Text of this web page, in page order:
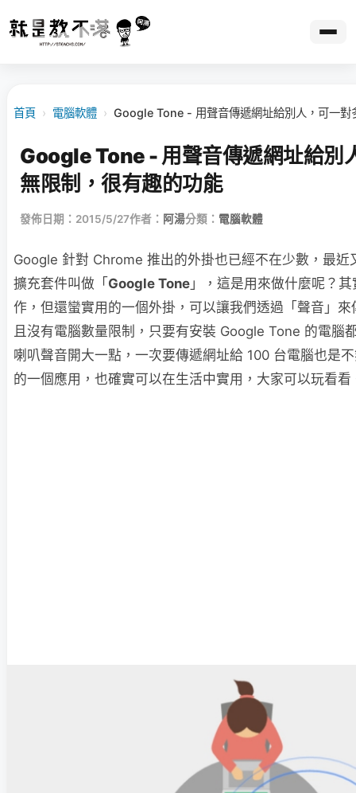
首頁 › 電腦軟體 › Google Tone - 用聲音傳遞網址給別人，可一對
Google Tone - 用聲音傳遞網址給別
無限制，很有趣的功能
發佈日期：2015/5/27作者： 阿湯分類： 電腦軟體
Google 針對 Chrome 推出的外掛也已經不在少數，最近
擴充套件叫做「 Google Tone 」，這是用來做什麼呢？
作，但還蠻實用的一個外掛，可以讓我們透過「聲音」
且沒有電腦數量限制，只要有安裝 Google Tone 的電腦
喇叭聲音開大一點，一次要傳遞網址給 100 台電腦也是
的一個應用，也確實可以在生活中實用，大家可以玩看看